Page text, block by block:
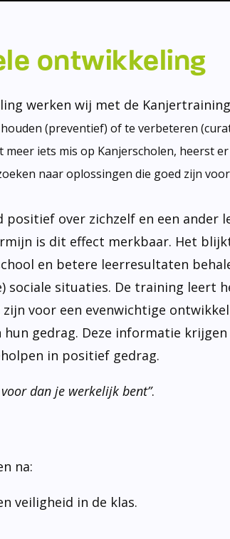
ontwikkeling
werken wij met de
(preventief) of te verbeteren
iets mis op Kanjerscholen, heerst
naar oplossingen die goed zijn
over zichzelf en een
is dit effect merkbaar. Het
en betere leerresultaten
sociale situaties. De training leert
voor een evenwichtige
gedrag. Deze informatie
in positief gedrag.
dan je werkelijk bent”.
na:
veiligheid in de klas.